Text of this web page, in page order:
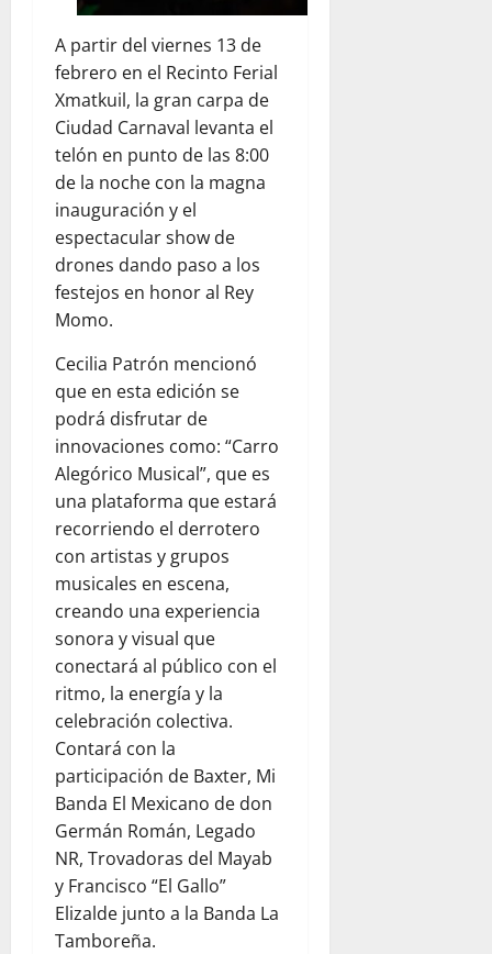
A partir del viernes 13 de
febrero en el Recinto Ferial
Xmatkuil, la gran carpa de
Ciudad Carnaval levanta el
telón en punto de las 8:00
de la noche con la magna
inauguración y el
espectacular show de
drones dando paso a los
festejos en honor al Rey
Momo.
Cecilia Patrón mencionó
que en esta edición se
podrá disfrutar de
innovaciones como: “Carro
Alegórico Musical”, que es
una plataforma que estará
recorriendo el derrotero
con artistas y grupos
musicales en escena,
creando una experiencia
sonora y visual que
conectará al público con el
ritmo, la energía y la
celebración colectiva.
Contará con la
participación de Baxter, Mi
Banda El Mexicano de don
Germán Román, Legado
NR, Trovadoras del Mayab
y Francisco “El Gallo”
Elizalde junto a la Banda La
Tamboreña.